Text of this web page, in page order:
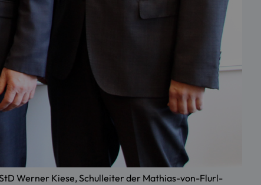
Werner Kiese, Schulleiter der Mathias-von-Flurl-